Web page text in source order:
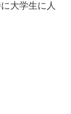
大学生に人